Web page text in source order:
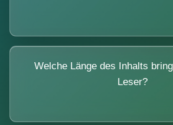
Welche Länge des Inhalts
Leser?